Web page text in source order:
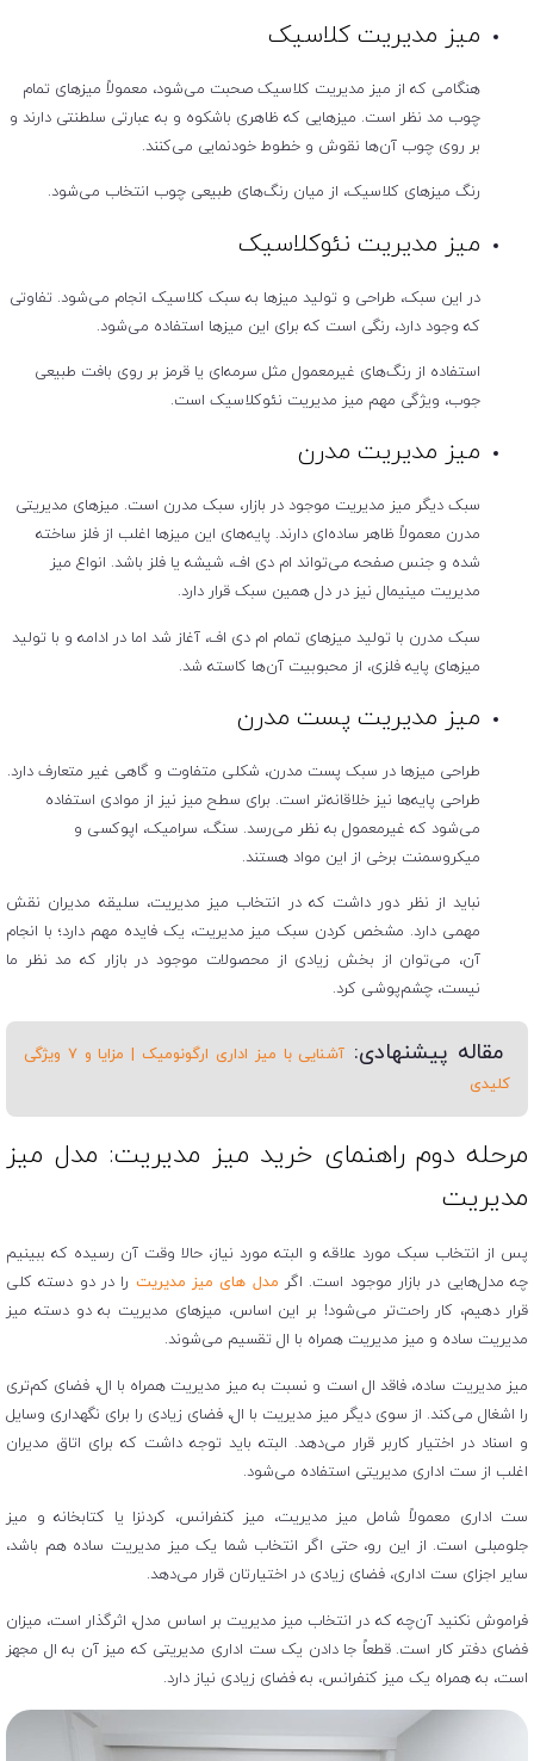
میز مدیریت کلاسیک
هنگامی که از میز مدیریت کلاسیک صحبت می‌شود، معمولاً میزهای تمام
چوب مد نظر است. میزهایی که ظاهری باشکوه و به عبارتی سلطنتی دارند و
بر روی چوب آن‌ها نقوش و خطوط خودنمایی می‌کنند.
رنگ میزهای کلاسیک، از میان رنگ‌های طبیعی چوب انتخاب می‌شود.
میز مدیریت نئوکلاسیک
در این سبک، طراحی و تولید میزها به سبک کلاسیک انجام می‌شود. تفاوتی
که وجود دارد، رنگی است که برای این میزها استفاده می‌شود.
استفاده از رنگ‌های غیرمعمول مثل سرمه‌ای یا قرمز بر روی بافت طبیعی
جوب، ویژگی مهم میز مدیریت نئوکلاسیک است.
میز مدیریت مدرن
سبک دیگر میز مدیریت موجود در بازار، سبک مدرن است. میزهای مدیریتی
مدرن معمولاً ظاهر ساده‌ای دارند. پایه‌های این میزها اغلب از فلز ساخته
شده و جنس صفحه می‌تواند ام دی اف، شیشه یا فلز باشد. انواع میز
مدیریت مینیمال نیز در دل همین سبک قرار دارد.
سبک مدرن با تولید میزهای تمام ام دی اف، آغاز شد اما در ادامه و با تولید
میزهای پایه فلزی، از محبوبیت آن‌ها کاسته شد.
میز مدیریت پست مدرن
طراحی میزها در سبک پست مدرن، شکلی متفاوت و گاهی غیر متعارف دارد.
طراحی پایه‌ها نیز خلاقانه‌تر است. برای سطح میز نیز از موادی استفاده
می‌شود که غیرمعمول به نظر می‌رسد. سنگ، سرامیک، اپوکسی و
میکروسمنت برخی از این مواد هستند.
نباید از نظر دور داشت که در انتخاب میز مدیریت، سلیقه مدیران نقش
مهمی دارد. مشخص کردن سبک میز مدیریت، یک فایده مهم دارد؛ با انجام
آن، می‌توان از بخش زیادی از محصولات موجود در بازار که مد نظر ما
نیست، چشم‌پوشی کرد.
مقاله پیشنهادی:
آشنایی با میز اداری ارگونومیک | مزایا و ۷ ویژگی
کلیدی
مرحله دوم راهنمای خرید میز مدیریت: مدل میز
مدیریت
پس از انتخاب سبک مورد علاقه و البته مورد نیاز، حالا وقت آن رسیده که ببینیم
چه مدل‌هایی در بازار موجود است. اگر مدل های میز مدیریت را در دو دسته کلی
قرار دهیم، کار راحت‌تر می‌شود! بر این اساس، میزهای مدیریت به دو دسته میز
مدیریت ساده و میز مدیریت همراه با ال تقسیم می‌شوند.
میز مدیریت ساده، فاقد ال است و نسبت به میز مدیریت همراه با ال، فضای کم‌تری
را اشغال می‌کند. از سوی دیگر میز مدیریت با ال، فضای زیادی را برای نگهداری وسایل
و اسناد در اختیار کاربر قرار می‌دهد. البته باید توجه داشت که برای اتاق مدیران
اغلب از ست اداری مدیریتی استفاده می‌شود.
ست اداری معمولاً شامل میز مدیریت، میز کنفرانس، کردنزا یا کتابخانه و میز
جلومبلی است. از این رو، حتی اگر انتخاب شما یک میز مدیریت ساده هم باشد،
سایر اجزای ست اداری، فضای زیادی در اختیارتان قرار می‌دهد.
فراموش نکنید آن‌چه که در انتخاب میز مدیریت بر اساس مدل، اثرگذار است، میزان
فضای دفتر کار است. قطعاً جا دادن یک ست اداری مدیریتی که میز آن به ال مجهز
است، به همراه یک میز کنفرانس، به فضای زیادی نیاز دارد.